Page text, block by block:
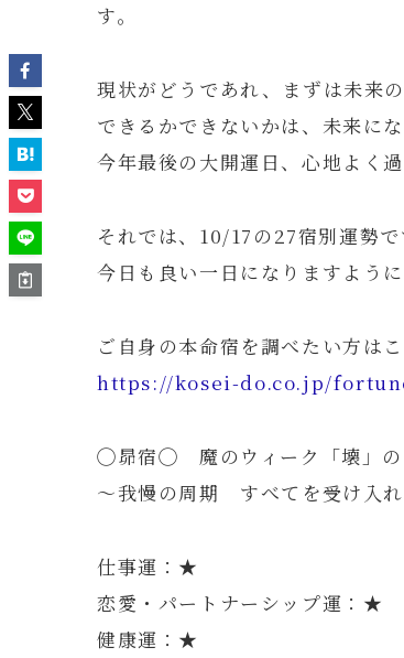
す。
現状がどうであれ、まずは未来
できるかできないかは、未来に
今年最後の大開運日、心地よく
それでは、10/17の27宿別運勢で
今日も良い一日になりますように
ご自身の本命宿を調べたい方は
https://kosei-do.co.jp/
◯昴宿◯ 魔のウィーク「壊」の
～我慢の周期 すべてを受け入
仕事運：★
恋愛・パートナーシップ運：★
健康運：★